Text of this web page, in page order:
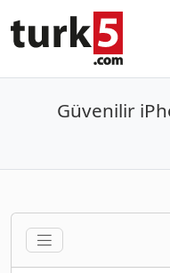
Güvenilir